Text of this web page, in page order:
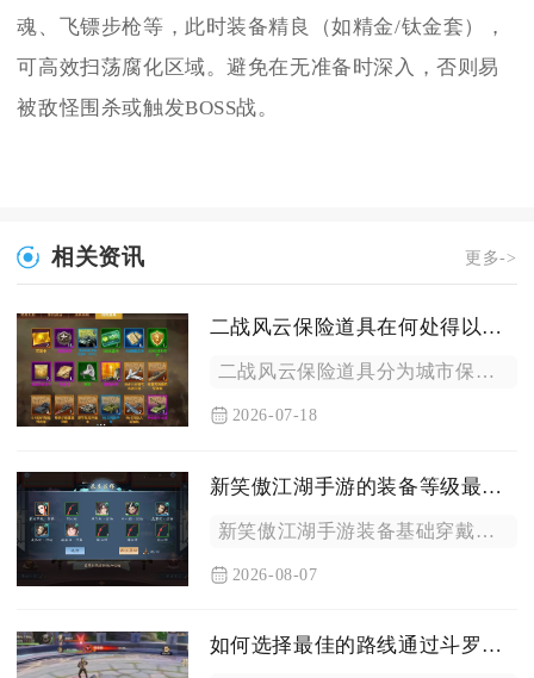
魂、飞镖步枪等，此时装备精良（如精金/钛金套），
可高效扫荡腐化区域。避免在无准备时深入，否则易
被敌怪围杀或触发BOSS战。
相关资讯 更多->
二战风云保险道具在何处得以应用
二战风云保险道具分为城市保护保险、出征兵力保险、资源掠夺保险...
2026-07-18
新笑傲江湖手游的装备等级最高可以达到多少
新笑傲江湖手游装备基础穿戴等级最高为化境432级，装备精炼养...
2026-08-07
如何选择最佳的路线通过斗罗大陆泰坦迷宫